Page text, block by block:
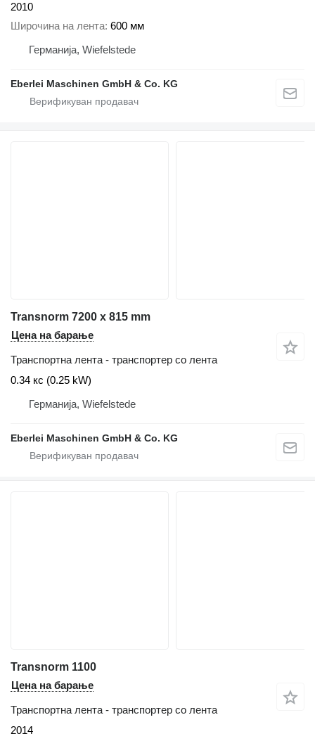
2010
Широчина на лента 600 мм
Германија, Wiefelstede
Eberlei Maschinen GmbH & Co. KG
Transnorm 7200 x 815 mm
Цена на барање
Транспортна лента - транспортер со лента
0.34 кс (0.25 kW)
Германија, Wiefelstede
Eberlei Maschinen GmbH & Co. KG
Transnorm 1100
Цена на барање
Транспортна лента - транспортер со лента
2014